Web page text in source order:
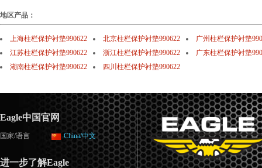
地区产品：
上海柱栏保护衬垫990622 北京柱栏保护衬垫990622
广州柱栏保护衬垫
江苏柱栏保护衬垫990622
浙江柱栏保护衬垫990622
广东柱栏保护衬垫
湖南柱栏保护衬垫990622
四川柱栏保护衬垫990622
Eagle中国官网
国家/语言 China/中文
进一步了解Eagle